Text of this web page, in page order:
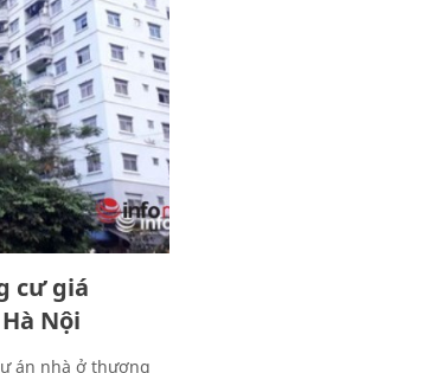
cư giá
Nội
án nhà ở thương